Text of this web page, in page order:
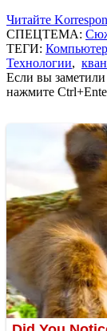
Читайте
СПЕЦТЕМА:
ТЕГИ:
Технологии,
Если вы
нажмите